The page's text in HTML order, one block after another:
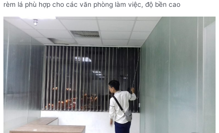
rèm lá phù hợp cho các văn phòng làm việc, độ bền cao